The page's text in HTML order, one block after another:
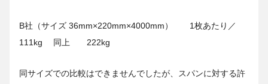
B社（サイズ 36mm×220mm×4000mm） 1枚あたり／
111kg 同上 222kg
同サイズでの比較はできませんでしたが、スパンに対する許